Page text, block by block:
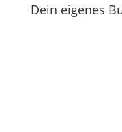
Dein eigenes